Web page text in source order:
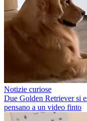
Notizie curiose
Due Golden Retriever si
pensano a un video finto